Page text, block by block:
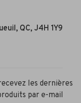
QC, J4H 1Y9
les dernières
par e-mail